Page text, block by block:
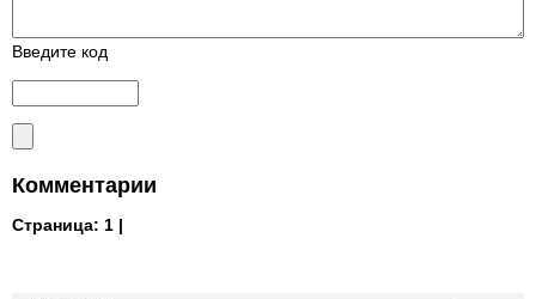
Введите код
Комментарии
Страница: 1 |